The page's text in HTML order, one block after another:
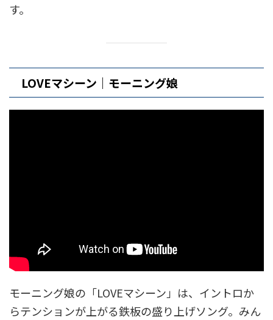
す。
LOVEマシーン｜モーニング娘
モーニング娘の「LOVEマシーン」は、イントロか
らテンションが上がる鉄板の盛り上げソング。みん